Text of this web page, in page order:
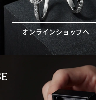
オンラインショップへ